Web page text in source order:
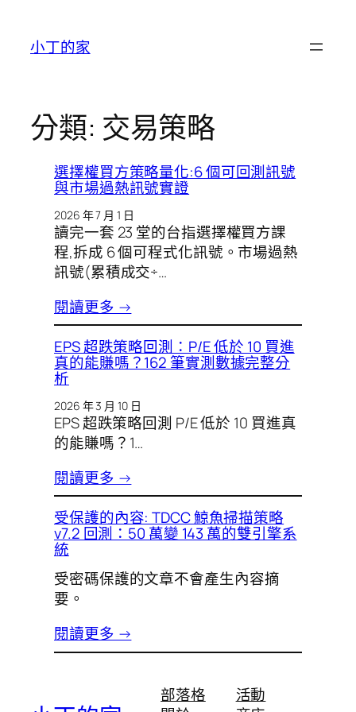
小丁的家
分類: 交易策略
選擇權買方策略量化:6 個可回測訊號
與市場過熱訊號實證
2026 年 7 月 1 日
讀完一套 23 堂的台指選擇權買方課
程,拆成 6 個可程式化訊號。市場過熱
訊號(累積成交÷…
閱讀更多 →
EPS 超跌策略回測：P/E 低於 10 買進
真的能賺嗎？162 筆實測數據完整分
析
2026 年 3 月 10 日
EPS 超跌策略回測 P/E 低於 10 買進真
的能賺嗎？1…
閱讀更多 →
受保護的內容: TDCC 鯨魚掃描策略
v7.2 回測：50 萬變 143 萬的雙引擎系
統
受密碼保護的文章不會產生內容摘
要。
閱讀更多 →
部落格
活動